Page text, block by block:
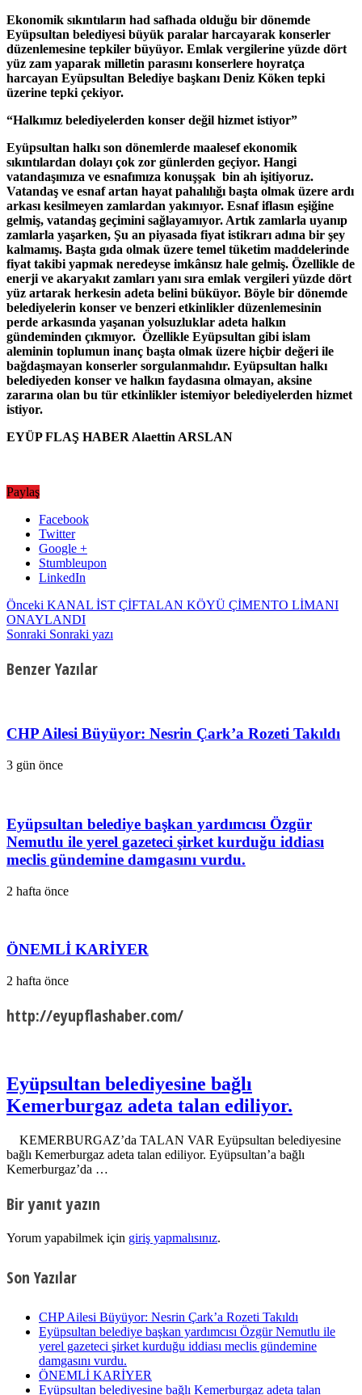
Ekonomik sıkıntıların had safhada olduğu bir dönemde
Eyüpsultan belediyesi büyük paralar harcayarak konserler
düzenlemesine tepkiler büyüyor. Emlak vergilerine yüzde dört
yüz zam yaparak milletin parasını konserlere hoyratça
harcayan Eyüpsultan Belediye başkanı Deniz Köken tepki
üzerine tepki çekiyor.
“Halkımız belediyelerden konser değil hizmet istiyor”
Eyüpsultan halkı son dönemlerde maalesef ekonomik
sıkıntılardan dolayı çok zor günlerden geçiyor. Hangi
vatandaşımıza ve esnafımıza konuşşak bin ah işitiyoruz.
Vatandaş ve esnaf artan hayat pahalılığı başta olmak üzere ardı
arkası kesilmeyen zamlardan yakınıyor. Esnaf iflasın eşiğine
gelmiş, vatandaş geçimini sağlayamıyor. Artık zamlarla uyanıp
zamlarla yaşarken, Şu an piyasada fiyat istikrarı adına bir şey
kalmamış. Başta gıda olmak üzere temel tüketim maddelerinde
fiyat takibi yapmak neredeyse imkânsız hale gelmiş. Özellikle de
enerji ve akaryakıt zamları yanı sıra emlak vergileri yüzde dört
yüz artarak herkesin adeta belini büküyor. Böyle bir dönemde
belediyelerin konser ve benzeri etkinlikler düzenlemesinin
perde arkasında yaşanan yolsuzluklar adeta halkın
gündeminden çıkmıyor. Özellikle Eyüpsultan gibi islam
aleminin toplumun inanç başta olmak üzere hiçbir değeri ile
bağdaşmayan konserler sorgulanmalıdır. Eyüpsultan halkı
belediyeden konser ve halkın faydasına olmayan, aksine
zararına olan bu tür etkinlikler istemiyor belediyelerden hizmet
istiyor.
EYÜP FLAŞ HABER Alaettin ARSLAN
Paylaş
Facebook
Twitter
Google +
Stumbleupon
LinkedIn
Önceki KANAL İST ÇİFTALAN KÖYÜ ÇİMENTO LİMANI
ONAYLANDI
Sonraki Sonraki yazı
Benzer Yazılar
CHP Ailesi Büyüyor: Nesrin Çark’a Rozeti Takıldı
3 gün önce
Eyüpsultan belediye başkan yardımcısı Özgür
Nemutlu ile yerel gazeteci şirket kurduğu iddiası
meclis gündemine damgasını vurdu.
2 hafta önce
ÖNEMLİ KARİYER
2 hafta önce
http://eyupflashaber.com/
Eyüpsultan belediyesine bağlı
Kemerburgaz adeta talan ediliyor.
KEMERBURGAZ’da TALAN VAR Eyüpsultan belediyesine
bağlı Kemerburgaz adeta talan ediliyor. Eyüpsultan’a bağlı
Kemerburgaz’da …
Bir yanıt yazın
Yorum yapabilmek için giriş yapmalısınız.
Son Yazılar
CHP Ailesi Büyüyor: Nesrin Çark’a Rozeti Takıldı
Eyüpsultan belediye başkan yardımcısı Özgür Nemutlu ile
yerel gazeteci şirket kurduğu iddiası meclis gündemine
damgasını vurdu.
ÖNEMLİ KARİYER
Eyüpsultan belediyesine bağlı Kemerburgaz adeta talan